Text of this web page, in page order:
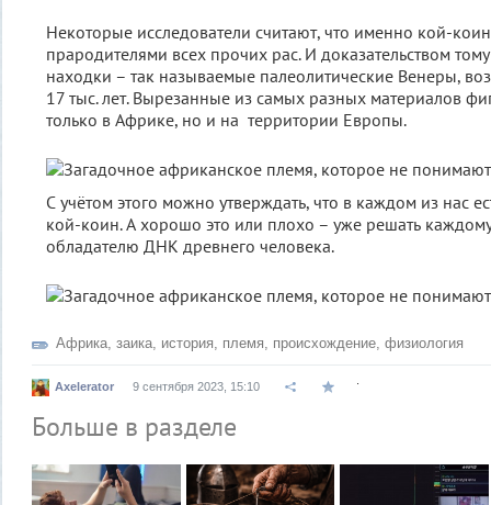
Некоторые исследователи считают, что именно кой-
прародителями всех прочих рас. И доказательством
находки – так называемые палеолитические Венеры,
17 тыс. лет. Вырезанные из самых разных материалов
только в Африке, но и на территории Европы.
С учётом этого можно утверждать, что в каждом из нас
кой-коин. А хорошо это или плохо – уже решать
обладателю ДНК древнего человека.
Африка, заика, история, племя, происхождение, физиология
Axelerator 9 сентября 2023, 15:10
Больше в разделе